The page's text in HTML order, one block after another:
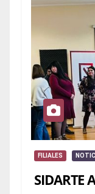
FILIALES
SIDARTE